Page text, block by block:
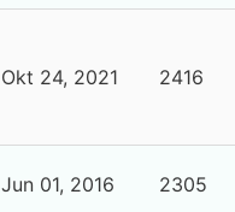
Okt 24, 2021 2416
Jun 01, 2016 2305